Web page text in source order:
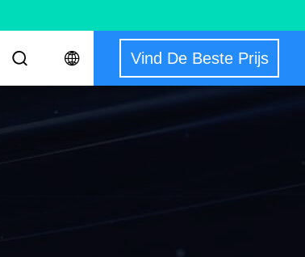
Vind De Beste Prijs